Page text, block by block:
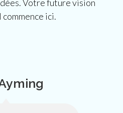
Votre future vision
ici.